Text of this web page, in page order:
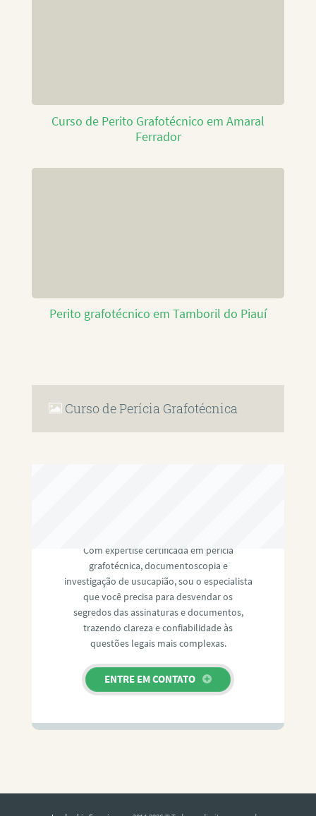
Curso de Perito Grafotécnico em Amaral
Ferrador
Perito grafotécnico em Tamboril do Piauí
Curso de Perícia Grafotécnica
Com expertise certificada em perícia
grafotécnica, documentoscopia e
investigação de usucapião, sou o especialista
que você precisa para desvendar os
segredos das assinaturas e documentos,
trazendo clareza e confiabilidade às
questões legais mais complexas.
ENTRE EM CONTATO